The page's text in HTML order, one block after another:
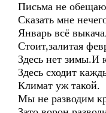
Письма не
Сказать мне
Январь всё
Стоит,залитая
Здесь нет зимы.И
Здесь сходит
Климат уж такой.
Мы не разводим